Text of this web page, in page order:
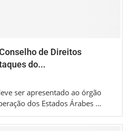
de Direitos
do...
ser apresentado ao órgão
dos Estados Árabes …